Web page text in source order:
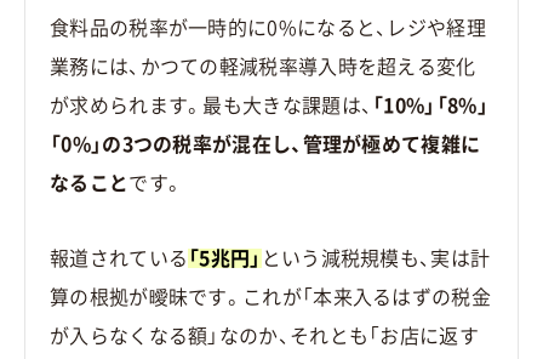
食料品の税率が一時的に0%になると、レジや経理
業務には、かつての軽減税率導入時を超える変化
が求められます。最も大きな課題は、 「10%」「8%」
「0%」の3つの税率が混在し、管理が極めて複雑に
なること です。
報道されている 「5兆円」 という減税規模も、実は計
算の根拠が曖昧です。これが「本来入るはずの税金
が入らなくなる額」なのか、それとも「お店に返す